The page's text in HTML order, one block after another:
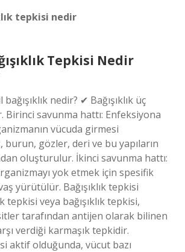
tepkisi nedir
Tepkisi Nedir
nedir? ✔ Bağışıklık üç
Birinci savunma hattı: Enfeksiyona
vücuda girmesi
burun, gözler, deri ve bu yapıların
oluşturulur. İkinci savunma hattı:
yok etmek için spesifik
yürütülür. Bağışıklık tepkisi
tepkisi veya bağışıklık tepkisi,
tarafından antijen olarak bilinen
verdiği karmaşık tepkidir.
aktif olduğunda, vücut bazı